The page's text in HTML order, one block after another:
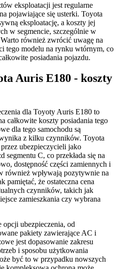
eksploatacji jest regularne
pojawiające się usterki. Toyota
eksploatację, a koszty jej
w segmencie, szczególnie w
również zwrócić uwagę na
tego modelu na rynku wtórnym, co
posiadania pojazdu.
Auris E180 - koszty
dla Toyoty Auris E180 to
całkowite koszty posiadania tego
dla tego samochodu są
z kilku czynników. Toyota
ubezpieczycieli jako
segmentu C, co przekłada się na
dostępność części zamiennych i
również wpływają pozytywnie na
pamiętać, że ostateczna cena
czynników, takich jak
zamieszkania czy wybrana
ubezpieczenia, od
pakiety zawierające AC i
jest dopasowanie zakresu
i sposobu użytkowania
być to w przypadku nowszych